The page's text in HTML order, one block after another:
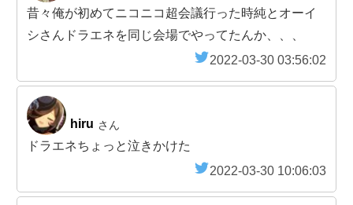
昔々俺が初めてニコニコ超会議行った時純とオーイ
シさんドラエネを同じ会場でやってたんか、、、
2022-03-30 03:56:02
hiru さん
ドラエネちょっと泣きかけた
2022-03-30 10:06:03